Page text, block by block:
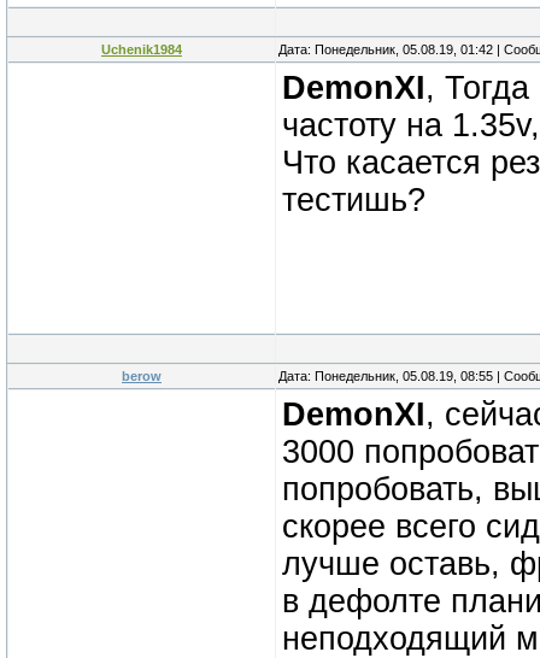
Uchenik1984 Дата: Понедельник, 05.08.19, 01:42 |
DemonXI,
частоту на
Что касается
тестишь?
berow Дата: Понедельник, 05.08.19, 08:55 |
DemonXI,
3000
попробовать,
скорее всего
лучше оставь,
в дефолте
неподходящий